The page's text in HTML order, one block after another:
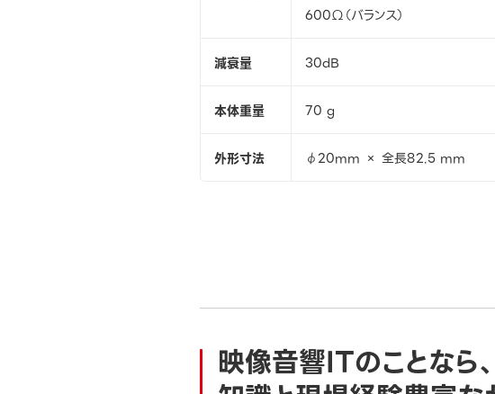
600Ω（バランス）
減衰量 30dB
本体重量 70 g
外形寸法 φ20mm × 全長82.5 mm
映像音響ITのことなら、